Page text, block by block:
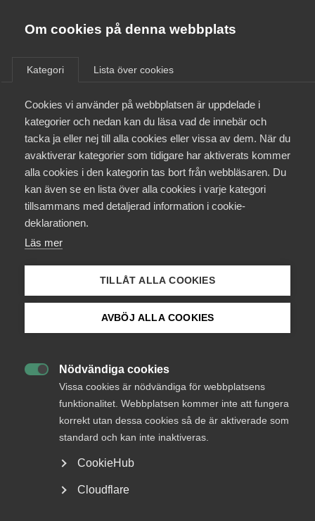
Om cookies på denna webbplats
Kategori Lista över cookies
Cookies vi använder på webbplatsen är uppdelade i
kategorier och nedan kan du läsa vad de innebär och
tacka ja eller nej till alla cookies eller vissa av dem. När du
avaktiverar kategorier som tidigare har aktiverats kommer
alla cookies i den kategorin tas bort från webbläsaren. Du
kan även se en lista över alla cookies i varje kategori
tillsammans med detaljerad information i cookie-
deklarationen.
Läs mer
TILLÅT ALLA COOKIES
AVBÖJ ALLA COOKIES
Nödvändiga cookies
Vissa cookies är nödvändiga för webbplatsens
funktionalitet. Webbplatsen kommer inte att fungera
korrekt utan dessa cookies så de är aktiverade som
standard och kan inte inaktiveras.
CookieHub
Cloudflare
Almega Utbildning
Innovations­företagen
Kompetens­företagen
Medie­företagen
Säkerhets­företagen
Tåg­företagen
Om Almega
Aktuellt
Medlemskapet
Mina sidor
Kurser & utbildningar
Logga in på Arbetsgivarguiden
Sök på almega.se
Rapport från Myndigheten
för radio och tv om
täckningskravet för Sveriges
Television AB:s sändningar i
marknätet
Remiss
Kulturdepartementet
Svar senast
22 januari 2013
Läs remissen